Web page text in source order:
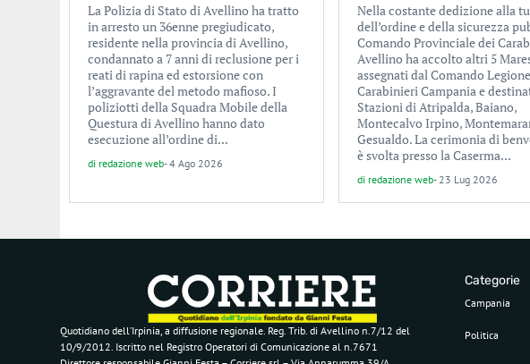
La Polizia di Stato di Avellino ha tratto
in arresto un 36enne pregiudicato,
residente nella provincia di Avellino,
condannato a 7 anni di reclusione per i
reati di rapina ed estorsione con
l’aggravante del metodo mafioso. I
poliziotti della Squadra Mobile della
Questura di Avellino hanno dato
esecuzione all’ordine di...
di redazione web-4 Ago 2026
Nella costante dedizione alla
dell’ordine e della sicurezza
Comando Provinciale dei
Avellino ha accolto altri 5
assegnati dal Comando Legione
Carabinieri Campania e
Stazioni di Atripalda, Baiano,
Montecalvo Irpino,
Gesualdo. La cerimonia di
è svolta presso la Caserma...
di redazione web- 23 Lug 2026
Quotidiano dell’Irpinia, a diffusione regionale. Reg. Trib. di Avellino n.7/12 del
10/9/2012. Iscritto nel Registro Operatori di Comunicazione al n.7671
Categorie
Campania
Politica